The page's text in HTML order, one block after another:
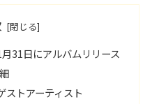
31日にアルバムリリース
ストアーティスト